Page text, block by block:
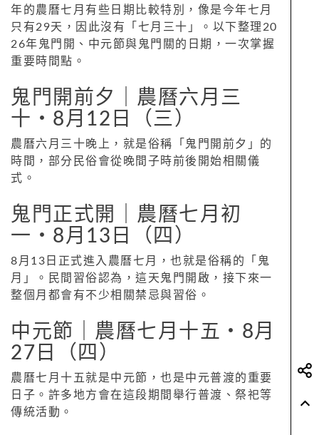
年的農曆七月有些日期比較特別，像是今年七月
只有29天，因此沒有「七月三十」。以下整理20
26年鬼門開、中元節與鬼門關的日期，一次掌握
重要時間點。
鬼門開前夕｜農曆六月三
十‧8月12日（三）
農曆六月三十晚上，就是俗稱「鬼門開前夕」的
時間，部分民俗會從晚間子時前後開始相關儀
式。
鬼門正式開｜農曆七月初
一‧8月13日（四）
8月13日正式進入農曆七月，也就是俗稱的「鬼
月」。民間習俗認為，這天鬼門開啟，接下來一
整個月都會有不少相關禁忌與習俗。
中元節｜農曆七月十五‧8月
27日（四）
農曆七月十五就是中元節，也是中元普渡的重要
日子。許多地方會在這段期間舉行普渡、祭祀等
傳統活動。